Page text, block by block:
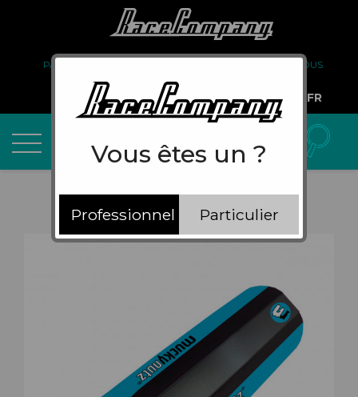
PARTENARIAT
À PROPOS DE NOUS
COMPTE PRO
FR
Vous êtes un ?
Professionnel Particulier